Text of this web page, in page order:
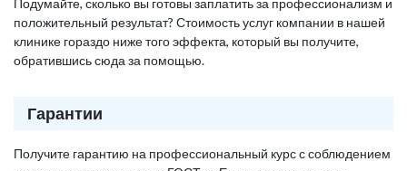
Подумайте, сколько вы готовы заплатить за профессионализм и
положительный результат? Стоимость услуг компании в нашей
клинике гораздо ниже того эффекта, который вы получите,
обратившись сюда за помощью.
Гарантии
Получите гарантию на профессиональный курс с соблюдением